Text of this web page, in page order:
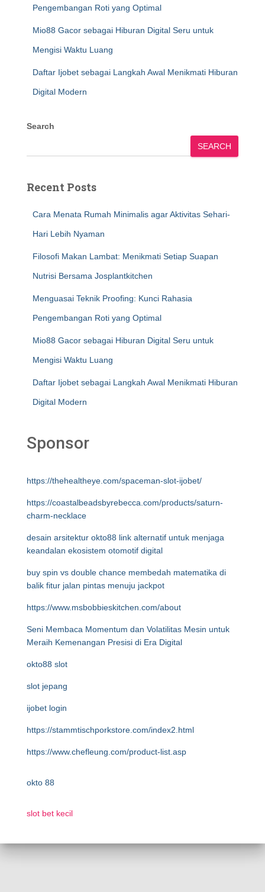
Pengembangan Roti yang Optimal
Mio88 Gacor sebagai Hiburan Digital Seru untuk
Mengisi Waktu Luang
Daftar Ijobet sebagai Langkah Awal Menikmati Hiburan
Digital Modern
Search
SEARCH
Recent Posts
Cara Menata Rumah Minimalis agar Aktivitas Sehari-
Hari Lebih Nyaman
Filosofi Makan Lambat: Menikmati Setiap Suapan
Nutrisi Bersama Josplantkitchen
Menguasai Teknik Proofing: Kunci Rahasia
Pengembangan Roti yang Optimal
Mio88 Gacor sebagai Hiburan Digital Seru untuk
Mengisi Waktu Luang
Daftar Ijobet sebagai Langkah Awal Menikmati Hiburan
Digital Modern
Sponsor
https://thehealtheye.com/spaceman-slot-ijobet/
https://coastalbeadsbyrebecca.com/products/saturn-
charm-necklace
desain arsitektur okto88 link alternatif untuk menjaga
keandalan ekosistem otomotif digital
buy spin vs double chance membedah matematika di
balik fitur jalan pintas menuju jackpot
https://www.msbobbieskitchen.com/about
Seni Membaca Momentum dan Volatilitas Mesin untuk
Meraih Kemenangan Presisi di Era Digital
okto88 slot
slot jepang
ijobet login
https://stammtischporkstore.com/index2.html
https://www.chefleung.com/product-list.asp
okto 88
slot bet kecil